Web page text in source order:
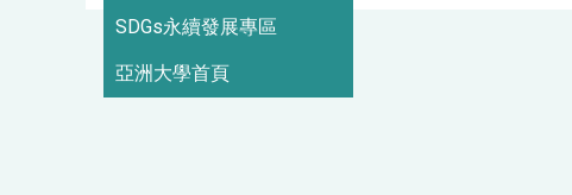
SDGs永續發展專區
亞洲大學首頁